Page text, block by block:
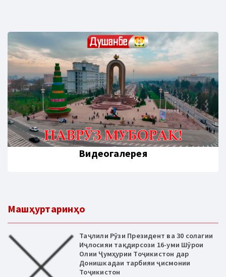
Видеогалерея
Машҳуртаринҳо
Таҷлили Рӯзи Президент ва 30 солагии
Иҷлосияи тақдирсози 16-уми Шӯрои
Олии Ҷумҳурии Тоҷикистон дар
Донишкадаи тарбияи ҷисмонии
Тоҷикистон